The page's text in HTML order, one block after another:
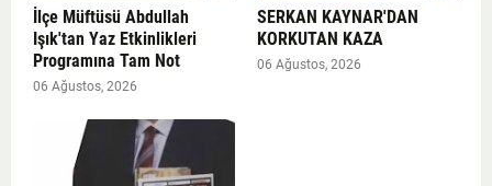
İlçe Müftüsü Abdullah
Işık'tan Yaz Etkinlikleri
Programına Tam Not
06 Ağustos, 2026
SERKAN KAYNAR'DAN
KORKUTAN KAZA
06 Ağustos, 2026